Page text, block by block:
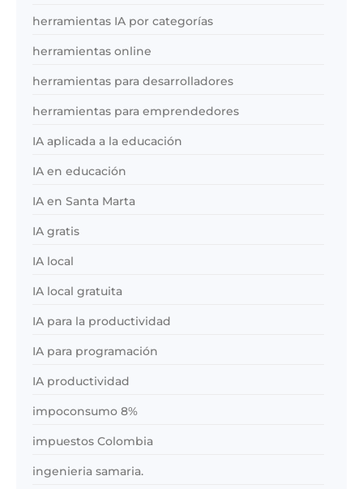
herramientas IA por categorías
herramientas online
herramientas para desarrolladores
herramientas para emprendedores
IA aplicada a la educación
IA en educación
IA en Santa Marta
IA gratis
IA local
IA local gratuita
IA para la productividad
IA para programación
IA productividad
impoconsumo 8%
impuestos Colombia
ingenieria samaria.